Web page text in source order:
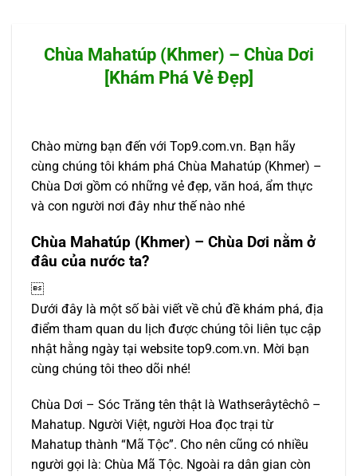
Chùa Mahatúp (Khmer) – Chùa Dơi
[Khám Phá Vẻ Đẹp]
Chào mừng bạn đến với Top9.com.vn. Bạn hãy
cùng chúng tôi khám phá Chùa Mahatúp (Khmer) –
Chùa Dơi gồm có những vẻ đẹp, văn hoá, ẩm thực
và con người nơi đây như thế nào nhé
Chùa Mahatúp (Khmer) – Chùa Dơi nằm ở
đâu của nước ta?

Dưới đây là một số bài viết về chủ đề khám phá, địa
điểm tham quan du lịch được chúng tôi liên tục cập
nhật hằng ngày tại website top9.com.vn. Mời bạn
cùng chúng tôi theo dõi nhé!
Chùa Dơi – Sóc Trăng tên thật là Wathserâytêchô –
Mahatup. Người Việt, người Hoa đọc trại từ
Mahatup thành “Mã Tộc”. Cho nên cũng có nhiều
người gọi là: Chùa Mã Tộc. Ngoài ra dân gian còn